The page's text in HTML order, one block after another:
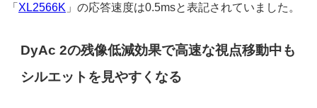
「 XL2566K 」の応答速度は0.5msと表記されていました。
DyAc 2の残像低減効果で高速な視点移動中も
シルエットを見やすくなる